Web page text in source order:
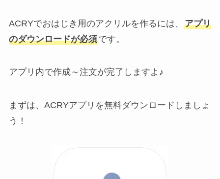
ACRYでおはじき用のアクリルを作るには、 アプリ
のダウンロードが必須です。
アプリ内で作成～注文が完了しますよ♪
まずは、ACRYアプリを無料ダウンロードしましょ
う！